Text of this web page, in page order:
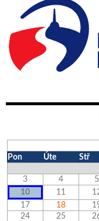
Pon
Úte Stř
3
4 5
10
11
17
18
24
25